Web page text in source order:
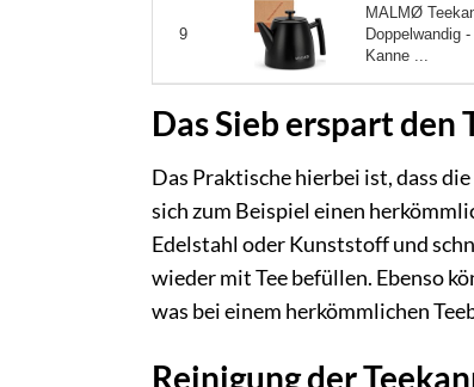
9
MALMØ
Doppelwandig
Kanne ...
Das Sieb erspart den
Das Praktische hierbei ist, dass
sich zum Beispiel einen
Edelstahl oder Kunststoff und
wieder mit Tee befüllen. Ebenso
was bei einem herkömmlichen
Reinigung der